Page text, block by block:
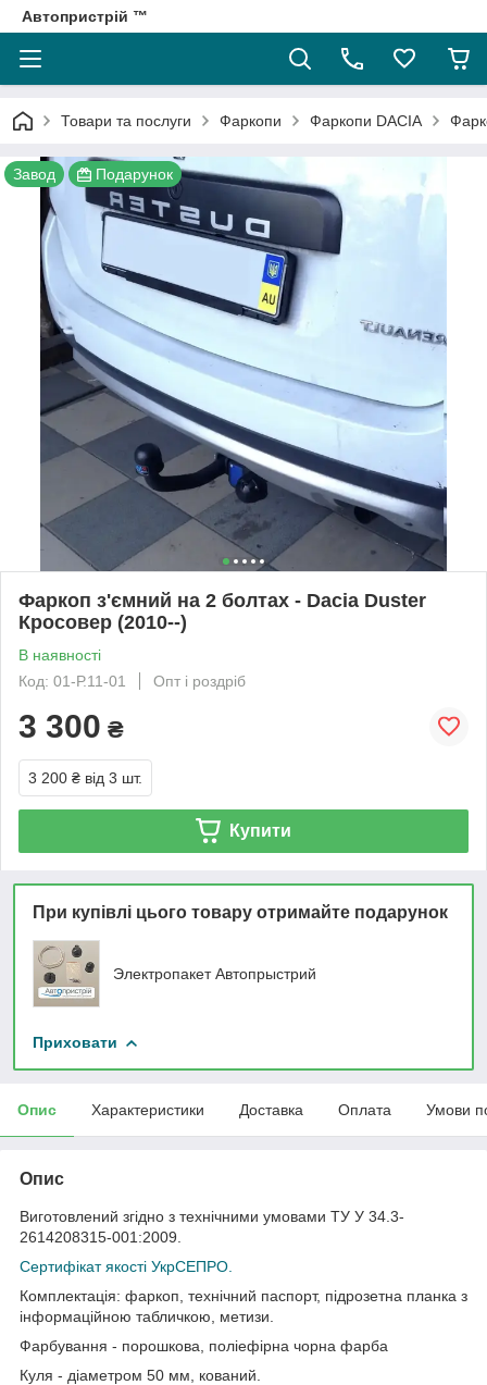
Автопристрій ™
Товари та послуги Фаркопи Фаркопи DACIA
Завод Подарунок
Фаркоп з'ємний на 2 болтах - Dacia Duster
Кросовер (2010--)
В наявності
Код: 01-Р.11-01
Опт і роздріб
3 300 ₴
3 200 ₴ від 3 шт.
Купити
При купівлі цього товару отримайте подарунок
Электропакет Автопрыстрий
Приховати
Опис Характеристики Доставка Оплата Умови
Опис
Виготовлений згідно з технічними умовами ТУ У 34.3-
2614208315-001:2009.
Сертифікат якості УкрСЕПРО.
Комплектація: фаркоп, технічний паспорт, підрозетна планка з
інформаційною табличкою, метизи.
Фарбування - порошкова, поліефірна чорна фарба
Куля - діаметром 50 мм, кований.